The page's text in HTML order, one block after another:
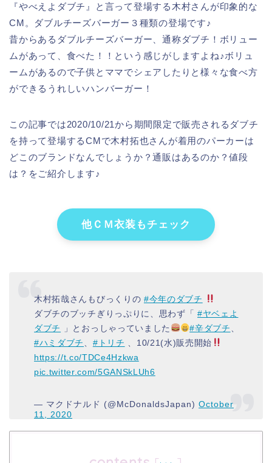
『やべえよダブチ』と言って登場する木村さんが印象的な
CM。ダブルチーズバーガー３種類の登場です♪
昔からあるダブルチーズバーガー、通称ダブチ！ボリュー
ムがあって、食べた！！という感じがしますよね♪ボリュ
ームがあるので子供とママでシェアしたりと様々な食べ方
ができるうれしいハンバーガー！
この記事では2020/10/21から期間限定で販売されるダブチ
を持って登場するCMで木村拓也さんが着用のパーカーは
どこのブランドなんでしょうか？通販はあるのか？値段
は？をご紹介します♪
他ＣＭ衣装もチェック
木村拓哉さんもびっくりの #今年のダブチ
ダブチのブッチぎりっぷりに、思わず「#ヤベェよ
ダブチ
」とおっしゃっていました #辛ダブチ
#ハミダブチ
#トリチ
、10/21(水)販売開始
https://t.co/TDCe4Hzkwa
pic.twitter.com/5GANSkLUh6
— マクドナルド (@McDonaldsJapan)October
11, 2020